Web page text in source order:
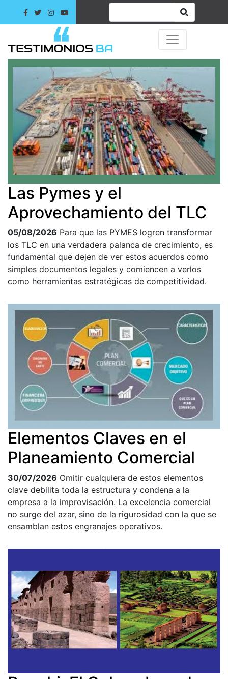
Las Pymes y el
Aprovechamiento del TLC
05/08/2026 Para que las PYMES logren transformar
los TLC en una verdadera palanca de crecimiento, es
fundamental que dejen de ver estos acuerdos como
simples documentos legales y comiencen a verlos
como herramientas estratégicas de competitividad.
Elementos Claves en el
Planeamiento Comercial
30/07/2026 Omitir cualquiera de estos elementos
clave debilita toda la estructura y condena a la
empresa a la improvisación. La excelencia comercial
no surge del azar, sino de la rigurosidad con la que se
ensamblan estos engranajes operativos.